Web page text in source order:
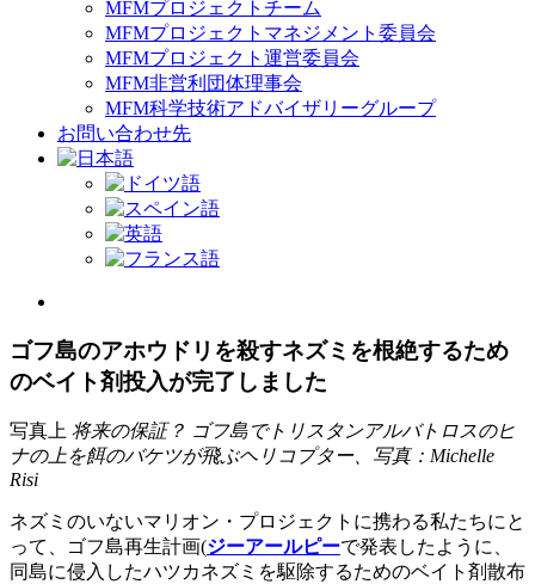
MFMプロジェクトチーム
MFMプロジェクトマネジメント委員会
MFMプロジェクト運営委員会
MFM非営利団体理事会
MFM科学技術アドバイザリーグループ
お問い合わせ先
Image
ゴフ島のアホウドリを殺すネズミを根絶するため
のベイト剤投入が完了しました
写真上 将来の保証？ ゴフ島でトリスタンアルバトロスのヒ
ナの上を餌のバケツが飛ぶヘリコプター、写真：Michelle
Risi
ネズミのいないマリオン・プロジェクトに携わる私たちにと
って、ゴフ島再生計画(ジーアールピーで発表したように、
同島に侵入したハツカネズミを駆除するためのベイト剤散布